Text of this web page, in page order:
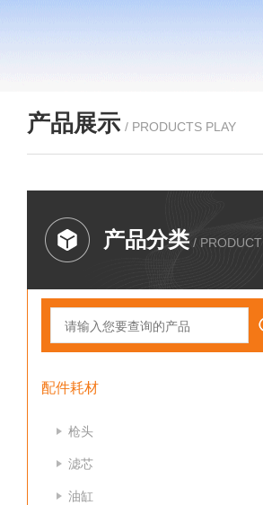
产品展示 / PRODUCTS PLAY
产品分类 / PRODUCT
配件耗材
枪头
滤芯
油缸